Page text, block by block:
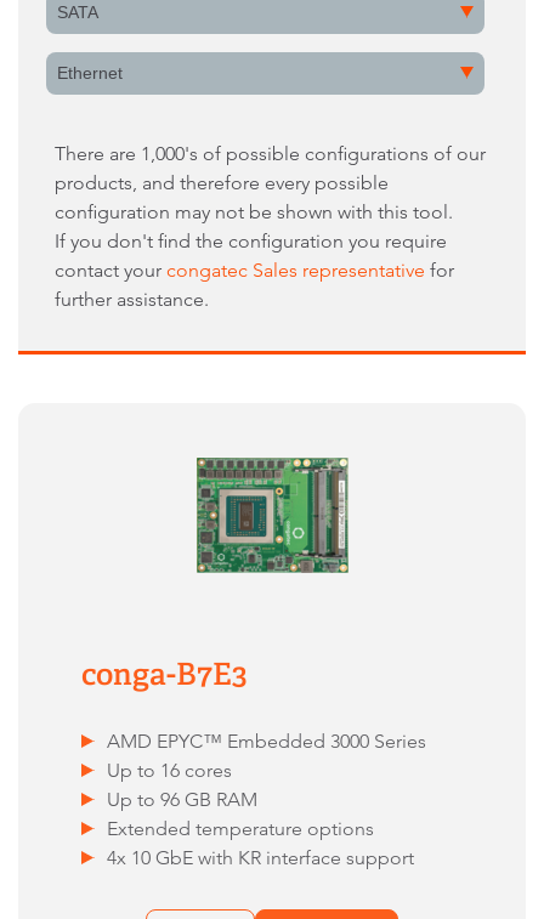
SATA
Ethernet
There are 1,000's of possible configurations of our
products, and therefore every possible
configuration may not be shown with this tool.
If you don't find the configuration you require
contact your congatec Sales representative for
further assistance.
conga-B7E3
AMD EPYC™ Embedded 3000 Series
Up to 16 cores
Up to 96 GB RAM
Extended temperature options
4x 10 GbE with KR interface support